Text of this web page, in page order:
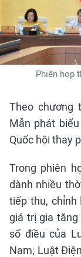
Phiên họp
Theo chương
Mẫn phát
Quốc hội thay
Trong phiên
dành nhiều
tiếp thu, chỉnh
giá trị gia
số điều của
Nam; Luật